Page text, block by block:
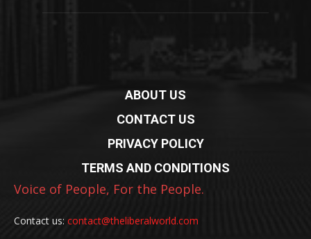
ABOUT US
CONTACT US
PRIVACY POLICY
TERMS AND CONDITIONS
Voice of People, For the People.
Contact us: contact@theliberalworld.com